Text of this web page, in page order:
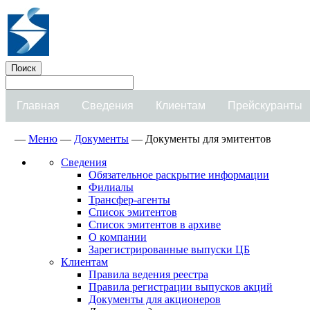
Главная Сведения Клиентам Прейскуранты
— Меню — Документы — Документы для эмитентов
Сведения
Обязательное раскрытие информации
Филиалы
Трансфер-агенты
Список эмитентов
Список эмитентов в архиве
О компании
Зарегистрированные выпуски ЦБ
Клиентам
Правила ведения реестра
Правила регистрации выпусков акций
Документы для акционеров